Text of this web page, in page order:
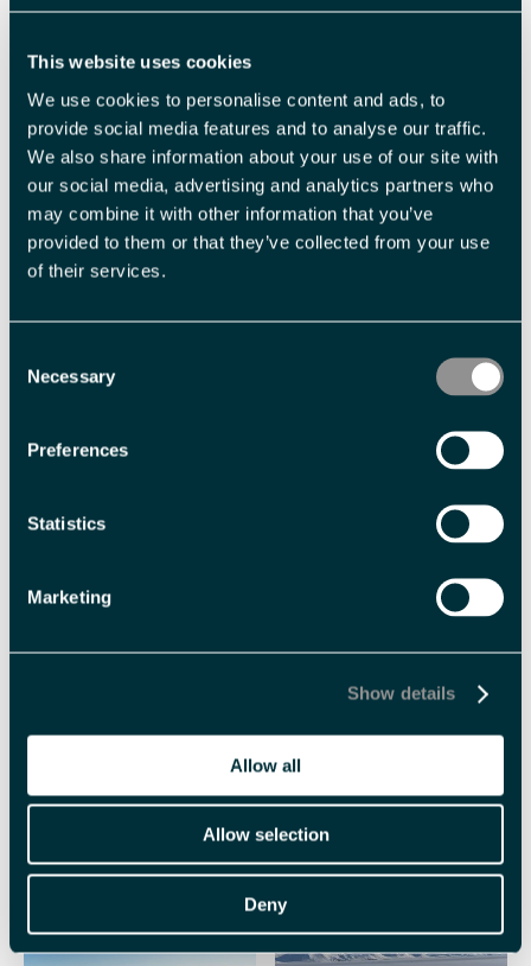
This website uses cookies
We use cookies to personalise content and ads, to
provide social media features and to analyse our traffic.
We also share information about your use of our site with
our social media, advertising and analytics partners who
may combine it with other information that you’ve
provided to them or that they’ve collected from your use
of their services.
Selection
Necessary
Preferences
Statistics
Marketing
Show details
Allow all
Allow selection
Deny
Med forbehold om prisendringer.
Fasiliteter
Aktiviteter
Aldersgrense
Polarsommer
Varighet
Beslektet